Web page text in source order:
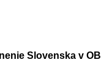
Slovenska v